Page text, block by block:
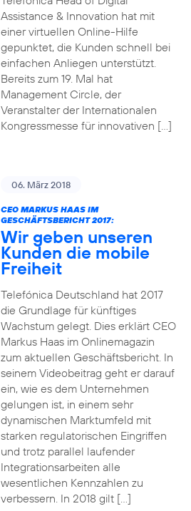
Assistance & Innovation hat mit
einer virtuellen Online-Hilfe
gepunktet, die Kunden schnell bei
einfachen Anliegen unterstützt.
Bereits zum 19. Mal hat
Management Circle, der
Veranstalter der Internationalen
Kongressmesse für innovativen […]
06. März 2018
CEO MARKUS HAAS IM
GESCHÄFTSBERICHT 2017:
Wir geben unseren
Kunden die mobile
Freiheit
Telefónica Deutschland hat 2017
die Grundlage für künftiges
Wachstum gelegt. Dies erklärt CEO
Markus Haas im Onlinemagazin
zum aktuellen Geschäftsbericht. In
seinem Videobeitrag geht er darauf
ein, wie es dem Unternehmen
gelungen ist, in einem sehr
dynamischen Marktumfeld mit
starken regulatorischen Eingriffen
und trotz parallel laufender
Integrationsarbeiten alle
wesentlichen Kennzahlen zu
verbessern. In 2018 gilt […]